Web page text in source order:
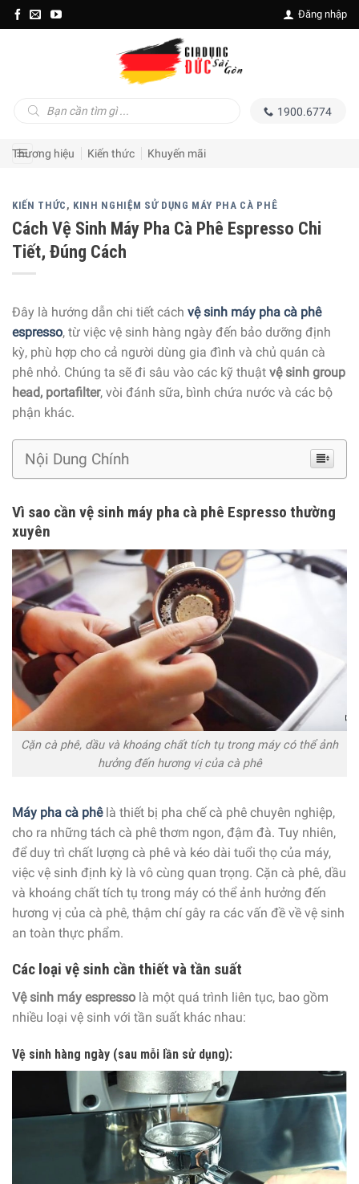
Skip
to
Đăng nhập
kiếm
1900.6774
Thương hiệu Kiến thức Khuyến mãi
KIẾN THỨC , KINH NGHIỆM SỬ DỤNG MÁY PHA CÀ PHÊ
Cách Vệ Sinh Máy Pha Cà Phê Espresso Chi
Tiết, Đúng Cách
Đây là hướng dẫn chi tiết cách vệ sinh máy pha cà phê
espresso, từ việc vệ sinh hàng ngày đến bảo dưỡng định
kỳ, phù hợp cho cả người dùng gia đình và chủ quán cà
phê nhỏ. Chúng ta sẽ đi sâu vào các kỹ thuật vệ sinh group
head, portafilter, vòi đánh sữa, bình chứa nước và các bộ
phận khác.
Nội Dung Chính
Vì sao cần vệ sinh máy pha cà phê Espresso thường
xuyên
Cặn cà phê, dầu và khoáng chất tích tụ trong máy có thể ảnh
hưởng đến hương vị của cà phê
Máy pha cà phêlà thiết bị pha chế cà phê chuyên nghiệp,
cho ra những tách cà phê thơm ngon, đậm đà. Tuy nhiên,
để duy trì chất lượng cà phê và kéo dài tuổi thọ của máy,
việc vệ sinh định kỳ là vô cùng quan trọng. Cặn cà phê, dầu
và khoáng chất tích tụ trong máy có thể ảnh hưởng đến
hương vị của cà phê, thậm chí gây ra các vấn đề về vệ sinh
an toàn thực phẩm.
Các loại vệ sinh cần thiết và tần suất
Vệ sinh máy espresso là một quá trình liên tục, bao gồm
nhiều loại vệ sinh với tần suất khác nhau:
Vệ sinh hàng ngày (sau mỗi lần sử dụng):